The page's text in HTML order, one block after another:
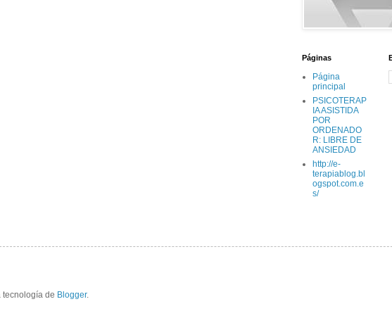
Páginas
Página
principal
PSICOTERAP
IA ASISTIDA
POR
ORDENADO
R: LIBRE DE
ANSIEDAD
http://e-
terapiablog.bl
ogspot.com.e
s/
tecnología de Blogger.